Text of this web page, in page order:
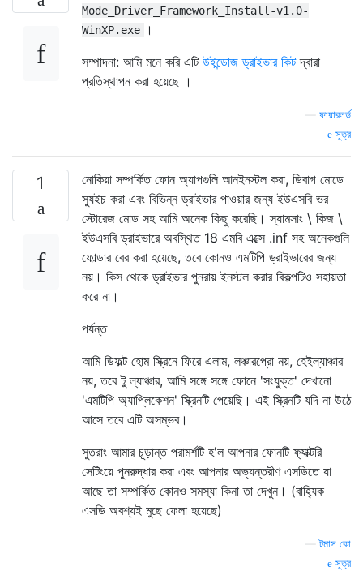
Mode_Driver_Framework_Install-v1.0-
WinXP.exe
।
সম্পাদনা: আমি মনে করি এটি উইন্ডোজ ড্রাইভার কিটদ্বারা
প্রতিস্থাপন করা হয়েছে ।
ফায়ারলর্ড
সূত্র
1
নোকিয়া সম্পর্কিত ফোন অ্যাপগুলি আনইনস্টল করা, ডিবাগ মোডে
স্যুইচ করা এবং বিভিন্ন ড্রাইভার পাওয়ার জন্য ইউএসবি ভর
স্টোরেজ মোড সহ আমি অনেক কিছু করেছি। স্যামসাং \ কিজ \
ইউএসবি ড্রাইভারে অবস্থিত 18 এমবি এক্সে .inf সহ অনেকগুলি
ফোল্ডার বের করা হয়েছে, তবে কোনও এমটিপি ড্রাইভারের জন্য
নয়। কিস থেকে ড্রাইভার পুনরায় ইনস্টল করার বিকল্পটিও সহায়তা
করে না।
পর্যন্ত
আমি ডিফল্ট হোম স্ক্রিনে ফিরে এলাম, লঞ্চারপ্রো নয়, হেইল্যাঞ্চার
নয়, তবে টু ল্যাঞ্চার, আমি সঙ্গে সঙ্গে ফোনে 'সংযুক্ত' দেখানো
'এমটিপি অ্যাপ্লিকেশন' স্ক্রিনটি পেয়েছি। এই স্ক্রিনটি যদি না উঠে
আসে তবে এটি অসম্ভব।
সুতরাং আমার চূড়ান্ত পরামর্শটি হ'ল আপনার ফোনটি ফ্যাক্টরি
সেটিংয়ে পুনরুদ্ধার করা এবং আপনার অভ্যন্তরীণ এসডিতে যা
আছে তা সম্পর্কিত কোনও সমস্যা কিনা তা দেখুন। (বাহ্যিক
এসডি অবশ্যই মুছে ফেলা হয়েছে)
—টমাস কো
সূত্র